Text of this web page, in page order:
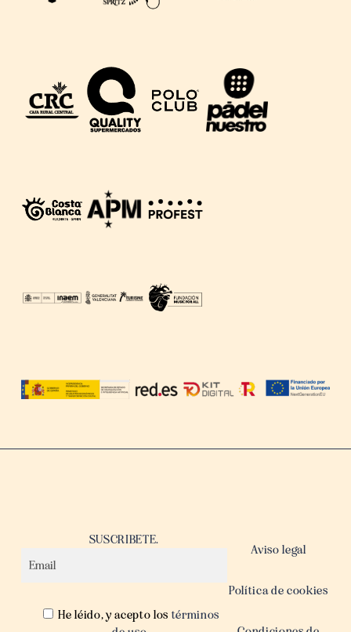
SUSCRIBETE.
He léido, y acepto los términos
Aviso legal
Política de cookies